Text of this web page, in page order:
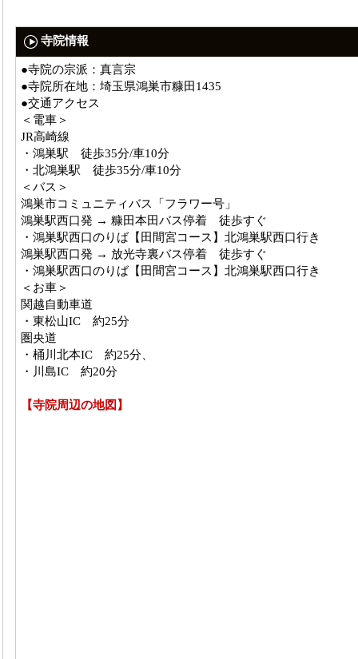
寺院情報
●寺院の宗派：真言宗
●寺院所在地：埼玉県鴻巣市糠田1435
●交通アクセス
＜電車＞
JR高崎線
・鴻巣駅 徒歩35分/車10分
・北鴻巣駅 徒歩35分/車10分
＜バス＞
鴻巣市コミュニティバス「フラワー号」
鴻巣駅西口発 → 糠田本田バス停着 徒歩すぐ
・鴻巣駅西口のりば【田間宮コース】北鴻巣駅西口行き
鴻巣駅西口発 → 放光寺裏バス停着 徒歩すぐ
・鴻巣駅西口のりば【田間宮コース】北鴻巣駅西口行き
＜お車＞
関越自動車道
・東松山IC 約25分
圏央道
・桶川北本IC 約25分、
・川島IC 約20分
【寺院周辺の地図】